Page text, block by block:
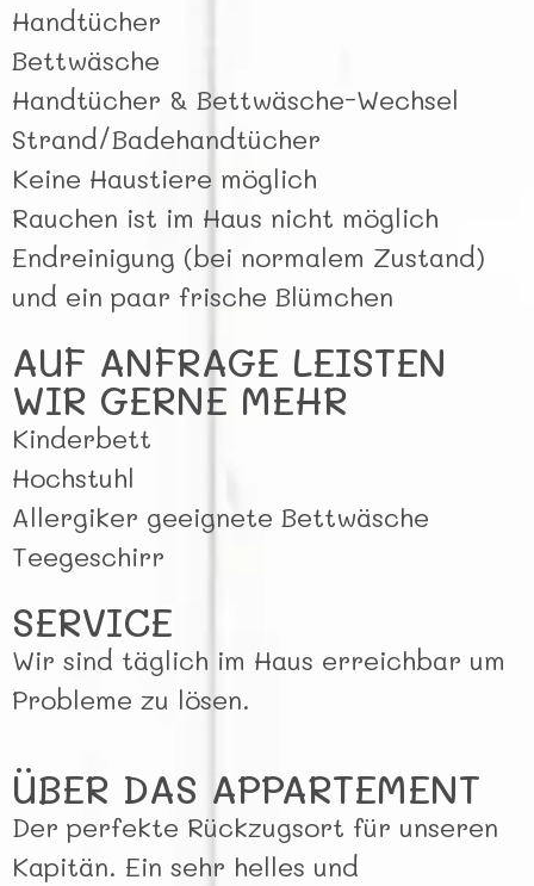
Handtücher
Bettwäsche
Handtücher & Bettwäsche-Wechsel
Strand/Badehandtücher
Keine Haustiere möglich
Rauchen ist im Haus nicht möglich
Endreinigung (bei normalem Zustand)
und ein paar frische Blümchen
AUF ANFRAGE LEISTEN
WIR GERNE MEHR
Kinderbett
Hochstuhl
Allergiker geeignete Bettwäsche
Teegeschirr
SERVICE
Wir sind täglich im Haus erreichbar um
Probleme zu lösen.
ÜBER DAS APPARTEMENT
Der perfekte Rückzugsort für unseren
Kapitän. Ein sehr helles und